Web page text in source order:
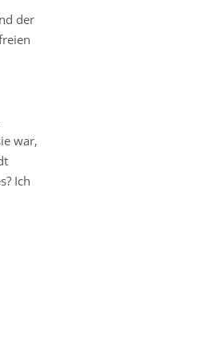
der
war,
Ich